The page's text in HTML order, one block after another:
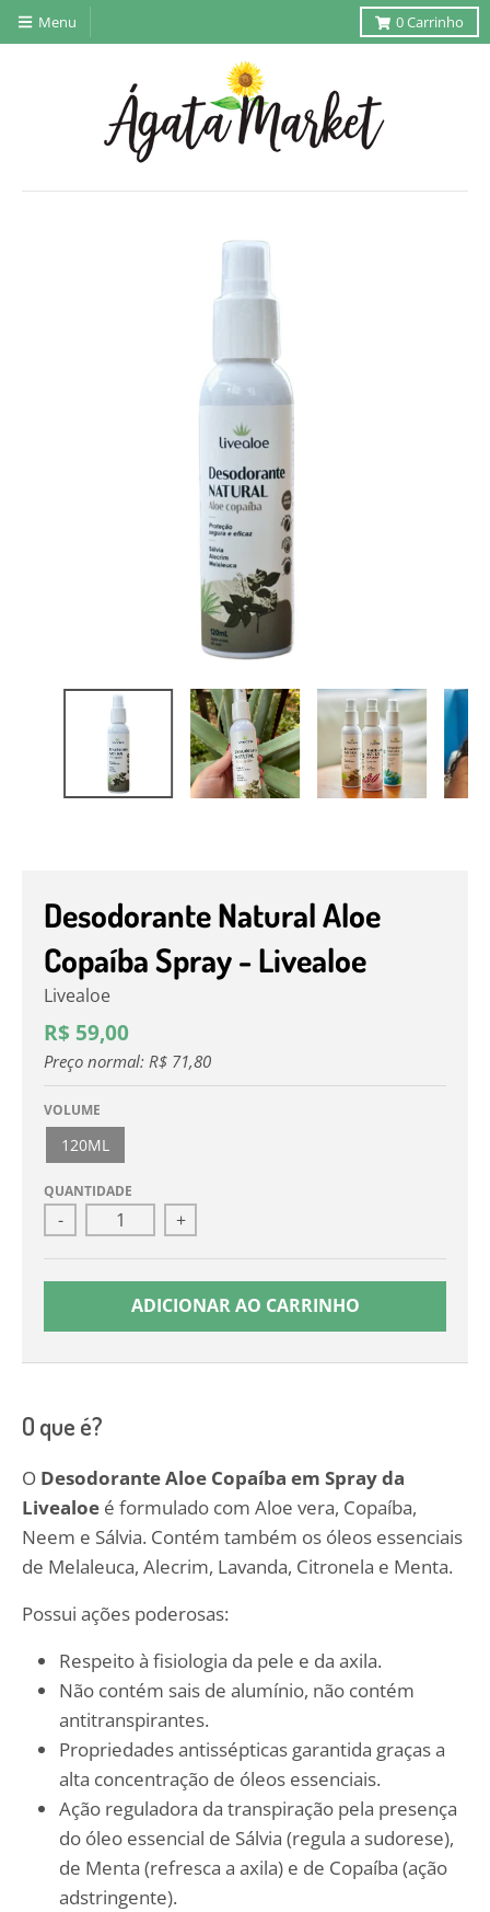
Menu 0Carrinho
Desodorante Natural Aloe
Copaíba Spray - Livealoe
Livealoe
R$ 59,00
Preço normal: R$ 71,80
VOLUME
120ML
QUANTIDADE
- +
ADICIONAR AO CARRINHO
O que é?
O Desodorante Aloe Copaíba em Spray da
Livealoe é formulado com Aloe vera, Copaíba,
Neem e Sálvia. Contém também os óleos essenciais
de Melaleuca, Alecrim, Lavanda, Citronela e Menta.
Possui ações poderosas:
Respeito à fisiologia da pele e da axila.
Não contém sais de alumínio, não contém
antitranspirantes.
Propriedades antissépticas garantida graças a
alta concentração de óleos essenciais.
Ação reguladora da transpiração pela presença
do óleo essencial de Sálvia (regula a sudorese),
de Menta (refresca a axila) e de Copaíba (ação
adstringente).